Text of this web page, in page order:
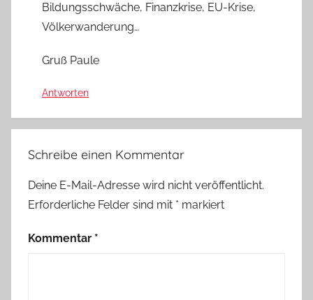
Bildungsschwäche, Finanzkrise, EU-Krise,
Völkerwanderung…
Gruß Paule
Antworten
Schreibe einen Kommentar
Deine E-Mail-Adresse wird nicht veröffentlicht.
Erforderliche Felder sind mit * markiert
Kommentar *